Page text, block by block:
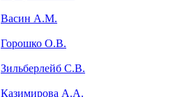
Васин А.М.
Горошко О.В.
Зильберлейб С.В.
Казимирова А.А.